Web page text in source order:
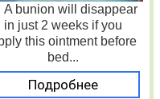
A bunion will disappear
in just 2 weeks if you
this ointment before
bed...
Подробнее